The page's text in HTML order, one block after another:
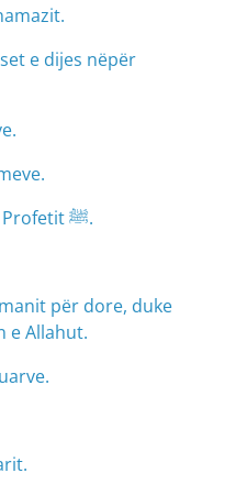
e dijes nëpër
Përhapja e sunetit të Profetit ﷺ.
për dore, duke
e Allahut.